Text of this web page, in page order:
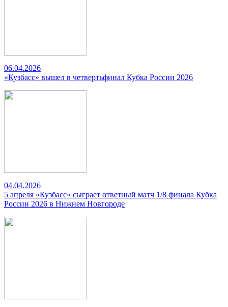
06.04.2026
«Кузбасс» вышел в четвертьфинал Кубка России 2026
04.04.2026
5 апреля «Кузбасс» сыграет ответный матч 1/8 финала Кубка
России 2026 в Нижнем Новгороде